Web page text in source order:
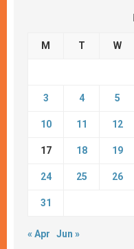
M T W
3 4 5
10 11 12
17 18 19
24 25 26
31
« Apr Jun »